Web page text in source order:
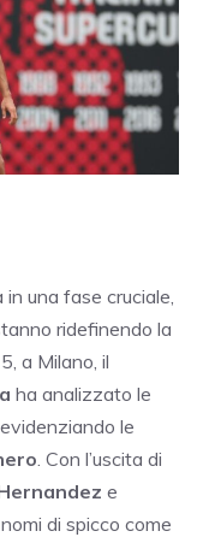
una fase cruciale,
ridefinendo la
a Milano, il
ha analizzato le
le
. Con l’uscita di
e
di spicco come